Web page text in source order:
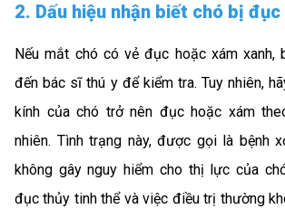
2. Dấu hiệu nhận biết chó bị
Nếu mắt chó có vẻ đục hoặc xám xanh,
đến bác sĩ thú y để kiểm tra. Tuy nhiên,
kính của chó trở nên đục hoặc xám
nhiên. Tình trạng này, được gọi là bệnh
không gây nguy hiểm cho thị lực của
đục thủy tinh thể và việc điều trị thường